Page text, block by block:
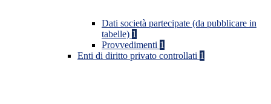
Dati società partecipate (da pubblicare in
tabelle) 1
Provvedimenti 1
Enti di diritto privato controllati 1